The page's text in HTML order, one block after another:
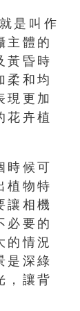
是叫作
主體的
黃昏時
柔和均
現更加
花卉植
時候可
植物特
讓相機
必要的
的情況
是深綠
，讓背